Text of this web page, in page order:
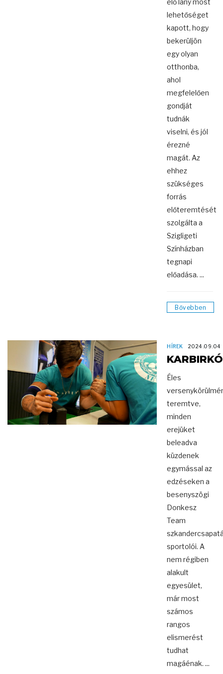
élő lány most
lehetőséget
kapott, hogy
bekerüljön
egy olyan
otthonba,
ahol
megfelelően
gondját
tudnák
viselni, és jól
érezné
magát. Az
ehhez
szükséges
forrás
előteremtését
szolgálta a
Szigligeti
Színházban
tegnapi
előadása. ...
Bővebben
HÍREK 2024.09.04
Éles
teremtve,
minden
erejüket
beleadva
küzdenek
egymással az
edzéseken a
besenyszögi
Donkesz
Team
sportolói. A
nem régiben
alakult
egyesület,
már most
számos
rangos
elismerést
tudhat
magáénak. ...